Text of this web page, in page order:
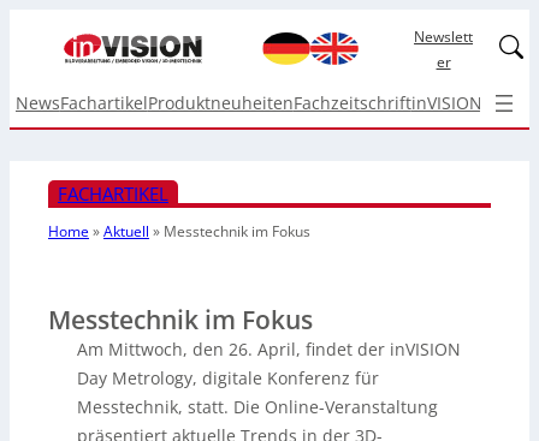
Newslett
er
NewsFachartikelProduktneuheitenFachzeitschriftinVISION Top
FACHARTIKEL
Home»Aktuell » Messtechnik im Fokus
Messtechnik im Fokus
Am Mittwoch, den 26. April, findet der inVISION
Day Metrology, digitale Konferenz für
Messtechnik, statt. Die Online-Veranstaltung
präsentiert aktuelle Trends in der 3D-